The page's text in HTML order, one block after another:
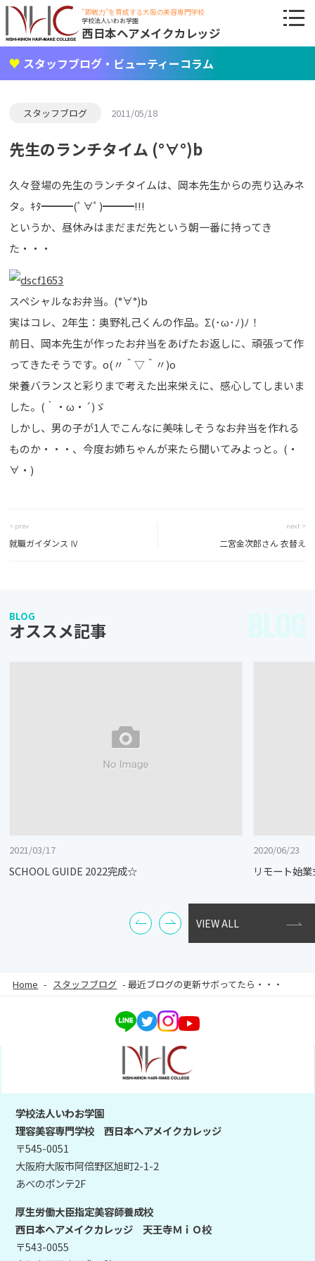
"即戦力"を育成する大阪の美容専門学校
学校法人いわお学園
西日本ヘアメイクカレッジ
スタッフブログ・ビューティーコラム
スタッフブログ 2011/05/18
先生のランチタイム (°∀°)b
久々登場の先生のランチタイムは、岡本先生からの売り込みネ
タ。ｷﾀ━━━(ﾟ∀ﾟ)━━━!!!
というか、昼休みはまだまだ先という朝一番に持ってき
た・・・
スペシャルなお弁当。(°∀°)b
実はコレ、2年生：奥野礼己くんの作品。Σ(･ω･ﾉ)ﾉ！
前日、岡本先生が作ったお弁当をあげたお返しに、頑張って作
ってきたそうです。o(〃＾▽＾〃)o
栄養バランスと彩りまで考えた出来栄えに、感心してしまいま
した。(｀・ω・´)ゞ
しかし、男の子が1人でこんなに美味しそうなお弁当を作れる
ものか・・・、今度お姉ちゃんが来たら聞いてみよっと。(・
∀・)
< prev
就職ガイダンス Ⅳ
next >
二宮金次郎さん 衣替え
BLOG
オススメ記事
2021/03/17
SCHOOL GUIDE 2022完成☆
2020/06/23
リモート始
VIEW ALL
Home - スタッフブログ -最近ブログの更新サボってたら・・・
学校法人いわお学園
理容美容専門学校 西日本ヘアメイクカレッジ
〒545-0051
大阪府大阪市阿倍野区旭町2-1-2
あべのポンテ2F
厚生労働大臣指定美容師養成校
西日本ヘアメイクカレッジ 天王寺ＭｉＯ校
〒543-0055